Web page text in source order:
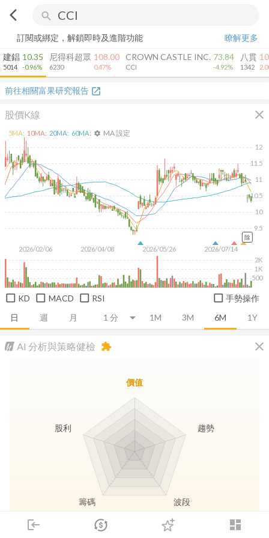
arrow_back_ios search
login dashboard
市場 登入
訂閱或綁定，解鎖即時及進階功能
瞭解更多
建錩
5014
10.35
-0.96%
尼得科超眾
6230
108.00
0.47%
CROWN CASTLE INC.
CCI
73.84
-4.92%
八貫
1342
前往相關富果研究報告 open_in_new
股價K線 close
日 週 月 1M 3M 6M 1Y
2026/02/06 2026/04/08 2026/05/26 2026/07/14
9.5
10
10.5
11
11.5
12
500
1K
2K
5MA: 10MA: 20MA: 60MA: settings MA 設定
除
KD MACD RSI 手勢操作
AI 分析與策略健檢 close
extension
趨勢動能 波段訊號
價值
趨勢
波段
籌碼
股利